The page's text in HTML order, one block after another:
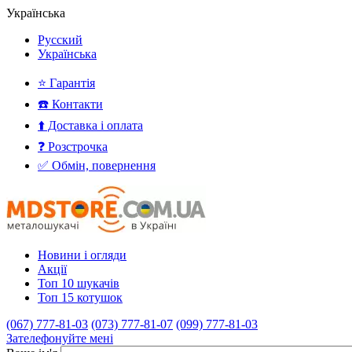
Українська
Русский
Українська
⭐ Гарантія
☎️ Контакти
⬆️ Доставка і оплата
❓ Розстрочка
✅ Обмін, повернення
Новини і огляди
Акції
Топ 10 шукачів
Топ 15 котушок
(067) 777-81-03 (073) 777-81-07 (099) 777-81-03
Зателефонуйте мені